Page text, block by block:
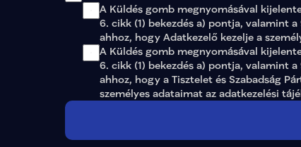
A Küldés gomb megnyomásával
6. cikk (1) bekezdés a) pontja, valamint
ahhoz, hogy Adatkezelő kezelje a
A Küldés gomb megnyomásával
6. cikk (1) bekezdés a) pontja, valamint
ahhoz, hogy a Tisztelet és Szabadság
személyes adataimat az adatkezelési